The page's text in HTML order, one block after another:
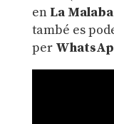
enLa
també es
per